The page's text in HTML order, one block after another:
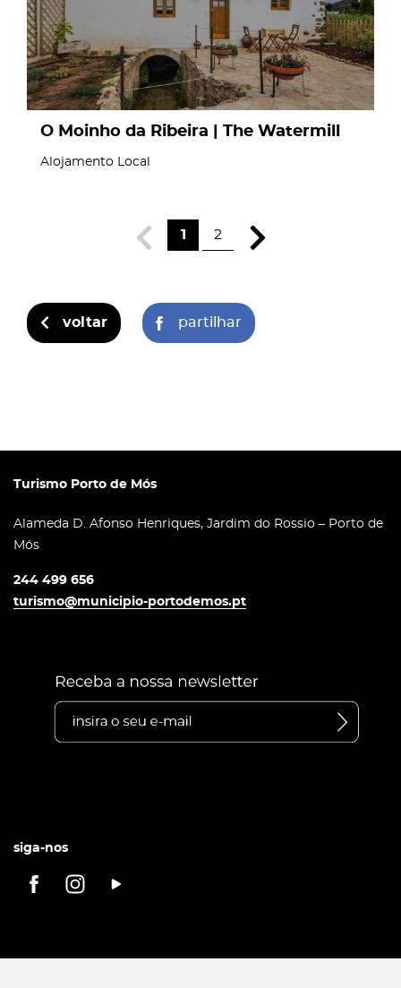
O Moinho da Ribeira | The Watermill
Alojamento Local
1 2
voltar partilhar
Turismo Porto de Mós
Alameda D. Afonso Henriques, Jardim do Rossio – Porto de
Mós
244 499 656
turismo@municipio-portodemos.pt
siga-nos